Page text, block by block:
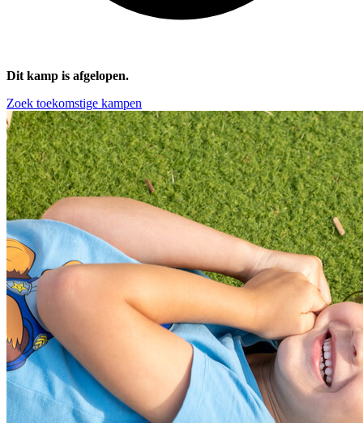
Dit kamp is afgelopen.
Zoek toekomstige kampen